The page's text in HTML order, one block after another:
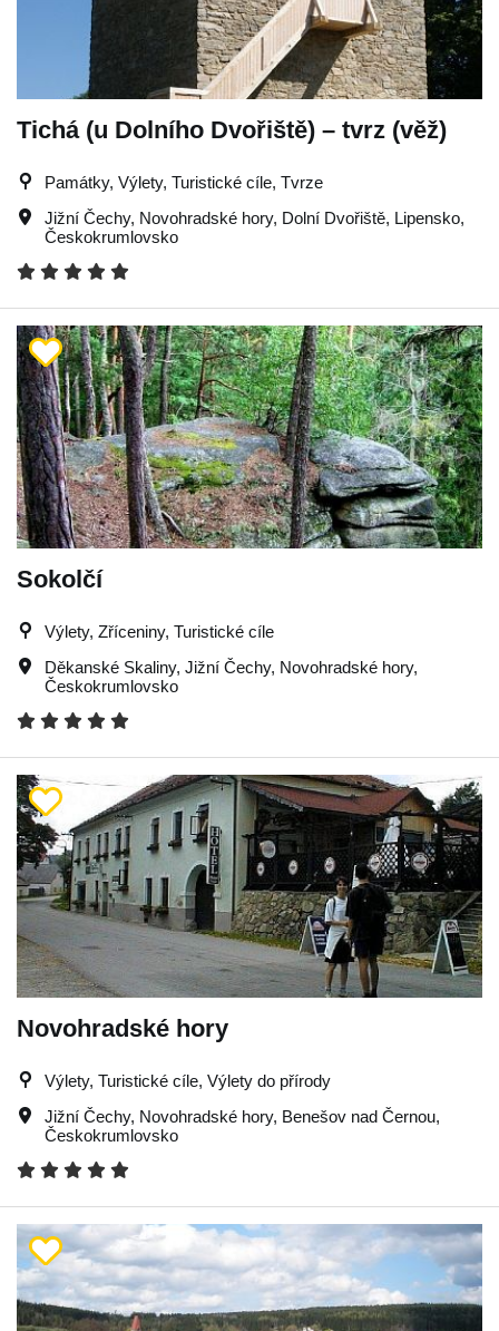
Tichá (u Dolního Dvořiště) – tvrz (věž)
Památky, Výlety, Turistické cíle, Tvrze
Jižní Čechy, Novohradské hory, Dolní Dvořiště, Lipensko,
Českokrumlovsko
Sokolčí
Výlety, Zříceniny, Turistické cíle
Děkanské Skaliny, Jižní Čechy, Novohradské hory,
Českokrumlovsko
Novohradské hory
Výlety, Turistické cíle, Výlety do přírody
Jižní Čechy, Novohradské hory, Benešov nad Černou,
Českokrumlovsko